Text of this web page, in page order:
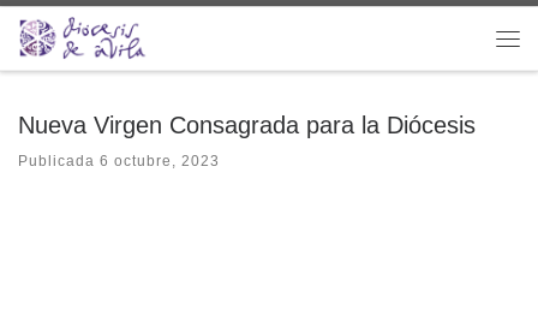
Saltar al contenido
Nueva Virgen Consagrada para la Diócesis
Publicada 6 octubre, 2023